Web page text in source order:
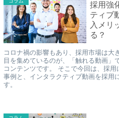
採用強
ティブ
入メリ
る？
コロナ禍の影響もあり、採用市場は大
目を集めているのが、「触れる動画」
コンテンツです。 そこで今回は、採
事例と、インタラクティブ動画を採用
す。